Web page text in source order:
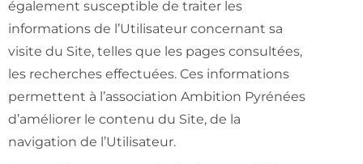
également susceptible de traiter les
informations de l’Utilisateur concernant sa
visite du Site, telles que les pages consultées,
les recherches effectuées. Ces informations
permettent à l’association Ambition Pyrénées
d’améliorer le contenu du Site, de la
navigation de l’Utilisateur.